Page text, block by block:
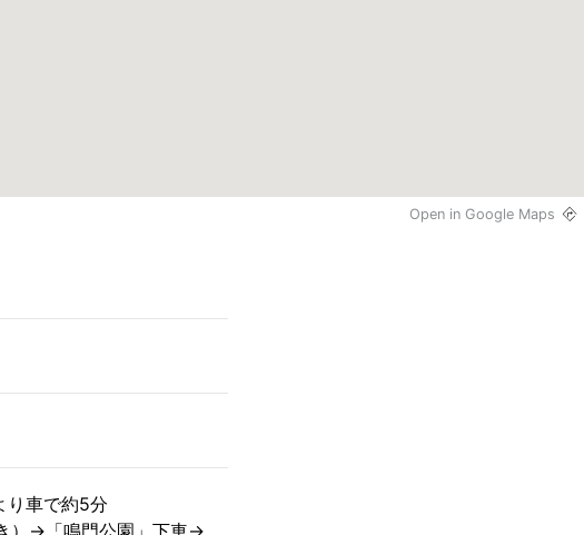
Open in Google Maps
り車で約5分